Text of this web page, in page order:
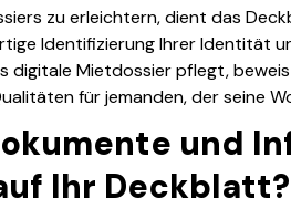
zu erleichtern, dient das
Identifizierung Ihrer Identität
digitale Mietdossier pflegt,
für jemanden, der seine
und
Ihr Deckblatt?